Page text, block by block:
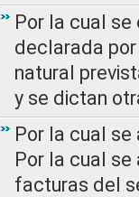
Por la cual
declarada
natural
y se dictan
Por la cual se
Por la cual
facturas del